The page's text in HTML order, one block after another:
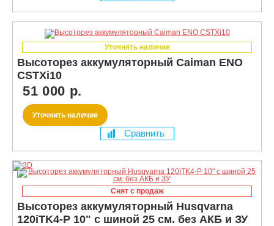
Уточнять наличие
Высоторез аккумуляторный Caiman ENO
CSTXi10
51 000 р.
Уточнить наличие
Сравнить
Снят с продаж
Высоторез аккумуляторный Husqvarna
120iTK4-P 10" с шиной 25 см. без АКБ и ЗУ